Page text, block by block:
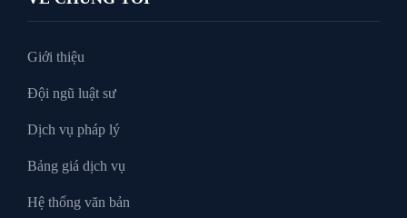
Xin tại ngoại
Giới thiệu
Đội ngũ luật sư
Dịch vụ pháp lý
Bảng giá dịch vụ
Hệ thống văn bản